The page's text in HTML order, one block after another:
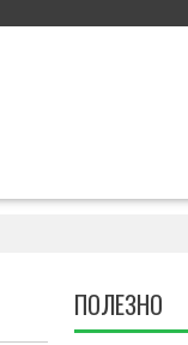
ПОЛЕЗНО